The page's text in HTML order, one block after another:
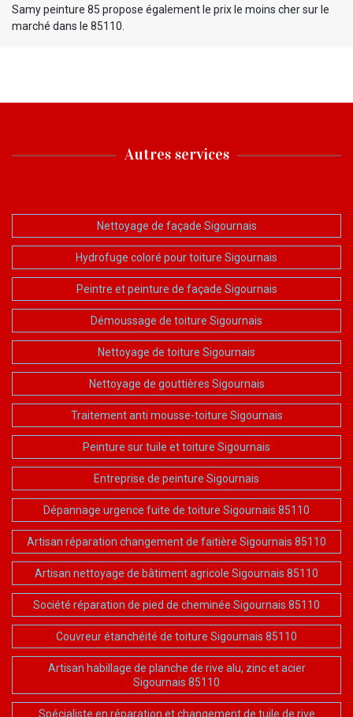
Samy peinture 85 propose également le prix le moins cher sur le
marché dans le 85110.
Autres services
Nettoyage de façade Sigournais
Hydrofuge coloré pour toiture Sigournais
Peintre et peinture de façade Sigournais
Démoussage de toiture Sigournais
Nettoyage de toiture Sigournais
Nettoyage de gouttières Sigournais
Traitement anti mousse-toiture Sigournais
Peinture sur tuile et toiture Sigournais
Entreprise de peinture Sigournais
Dépannage urgence fuite de toiture Sigournais 85110
Artisan réparation changement de faitière Sigournais 85110
Artisan nettoyage de bâtiment agricole Sigournais 85110
Société réparation de pied de cheminée Sigournais 85110
Couvreur étanchéité de toiture Sigournais 85110
Artisan habillage de planche de rive alu, zinc et acier
Sigournais 85110
Spécialiste en réparation et changement de tuile de rive